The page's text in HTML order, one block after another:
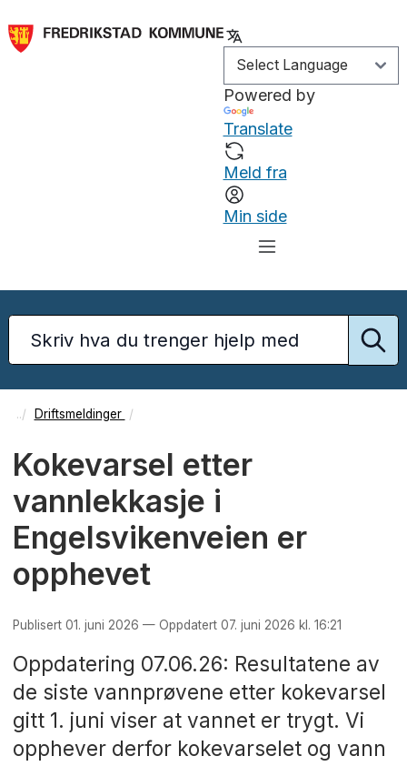
Powered by
Translate
Meld fra
Min side
Driftsmeldinger
Kokevarsel etter
vannlekkasje i
Engelsvikenveien er
opphevet
Publisert 01. juni 2026 — Oppdatert 07. juni 2026 kl. 16:21
Oppdatering 07.06.26: Resultatene av
de siste vannprøvene etter kokevarsel
gitt 1. juni viser at vannet er trygt. Vi
opphever derfor kokevarselet og vann